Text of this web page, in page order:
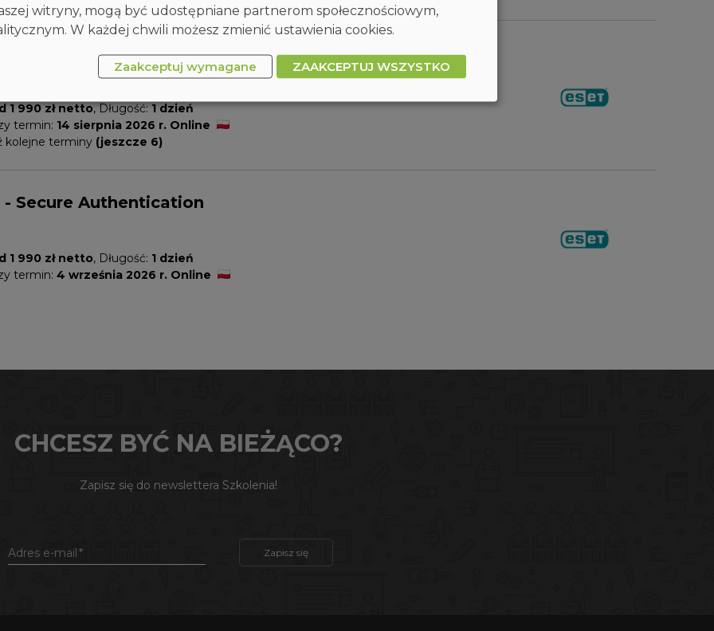
- XDR Expert
w Pakiecie ESET
1 990 zł netto, Długość:1 dzień
termin: 14 sierpnia 2026 r. Online
kolejne terminy (jeszcze 6)
- Secure Authentication
1 990 zł netto, Długość: 1 dzień
termin: 4 września 2026 r. Online
CHCESZ BYĆ NA BIEŻĄCO?
Zapisz się do newslettera Szkolenia!
Adres e-mail Zapisz się
witryny, mogą być udostępniane partnerom społecznościowym,
W każdej chwili możesz zmienić ustawienia cookies.
Zaakceptuj wymagane ZAAKCEPTUJ WSZYSTKO